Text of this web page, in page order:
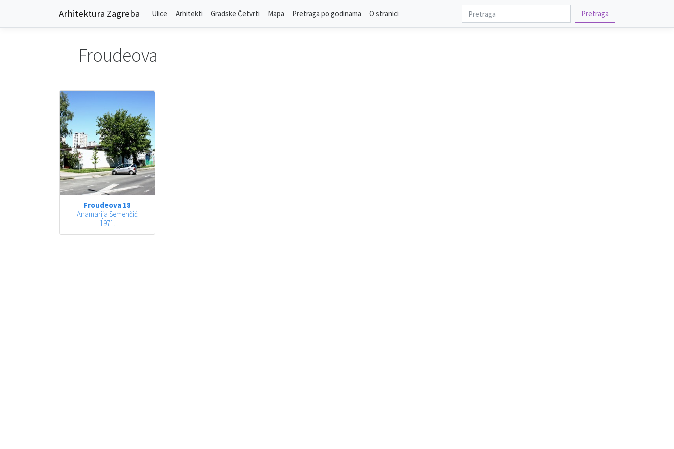
Arhitektura Zagreba Ulice Arhitekti Gradske Četvrti Mapa Pretraga po godinama O stranici Pretraga
Froudeova
Froudeova 18
Anamarija Semenčić
1971.